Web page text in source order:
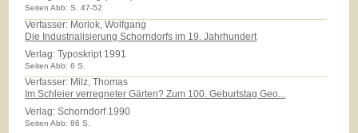
Seiten Abb: S. 47-52
Verfasser: Morlok, Wolfgang
Die Industrialisierung Schorndorfs im 19. Jahrhundert
Verlag:Typoskript 1991
Seiten Abb: 6 S.
Verfasser: Milz, Thomas
Im Schleier verregneter Gärten? Zum 100. Geburtstag Geo...
Verlag:Schorndorf 1990
Seiten Abb: 86 S.